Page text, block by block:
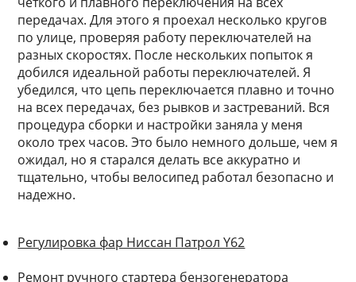
передачах. Для этого я проехал несколько кругов
по улице, проверяя работу переключателей на
разных скоростях. После нескольких попыток я
добился идеальной работы переключателей. Я
убедился, что цепь переключается плавно и точно
на всех передачах, без рывков и застреваний. Вся
процедура сборки и настройки заняла у меня
около трех часов. Это было немного дольше, чем я
ожидал, но я старался делать все аккуратно и
тщательно, чтобы велосипед работал безопасно и
надежно.
Регулировка фар Ниссан Патрол Y62
Ремонт ручного стартера бензогенератора